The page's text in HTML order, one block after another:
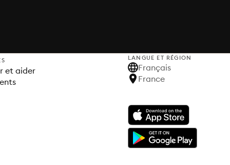
et aider
LANGUE ET RÉGION
Français
France